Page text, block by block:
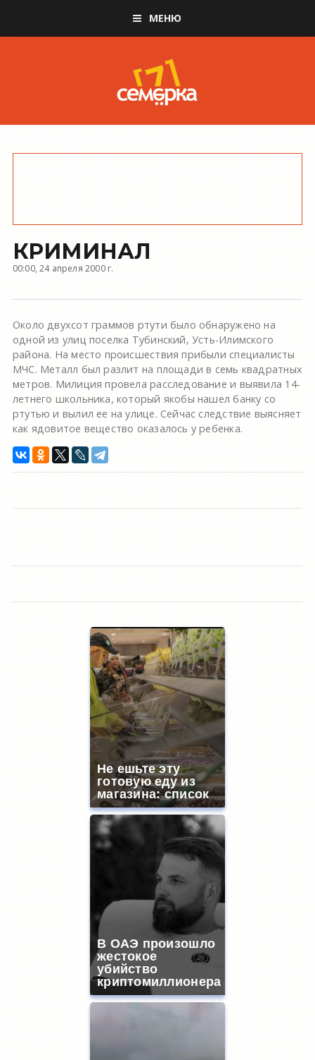
МЕНЮ
КРИМИНАЛ
00:00, 24 апреля 2000 г.
Около двухсот граммов ртути было обнаружено на
одной из улиц поселка Тубинский, Усть-Илимского
района. На место происшествия прибыли специалисты
МЧС. Металл был разлит на площади в семь квадратных
метров. Милиция провела расследование и выявила 14-
летнего школьника, который якобы нашел банку со
ртутью и вылил ее на улице. Сейчас следствие выясняет
как ядовитое вещество оказалось у ребенка.
Не ешьте эту
готовую еду из
магазина: список
В ОАЭ произошло
жестокое
убийство
криптомиллионера